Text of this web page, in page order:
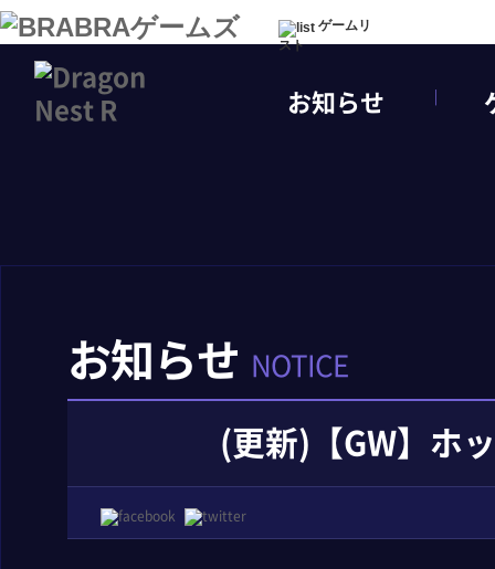
ゲームリ
スト
お知らせ
お知らせ NOTICE
(更新)【GW】ホ